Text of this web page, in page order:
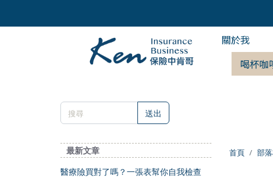
關於我
喝杯咖
送出
最新文章
醫療險買對了嗎？一張表幫你自我檢查
首頁 部